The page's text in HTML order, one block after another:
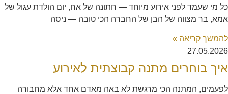
כל מי שעמד לפני אירוע מיוחד — חתונה של אח, יום הולדת עגול של
אמא, בר מצווה של הבן של החברה הכי טובה — ניסה
להמשך קריאה »
27.05.2026
איך בוחרים מתנה קבוצתית לאירוע
לפעמים, המתנה הכי מרגשת לא באה מאדם אחד אלא מחבורה